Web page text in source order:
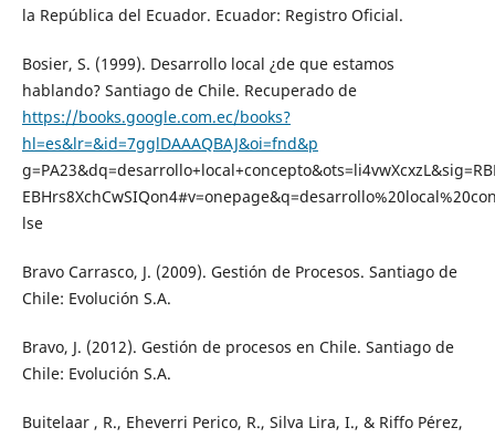
la República del Ecuador. Ecuador: Registro Oficial.
Bosier, S. (1999). Desarrollo local ¿de que estamos
hablando? Santiago de Chile. Recuperado de
https://books.google.com.ec/books?
hl=es&lr=&id=7gglDAAAQBAJ&oi=fnd&p
lse
Bravo Carrasco, J. (2009). Gestión de Procesos. Santiago de
Chile: Evolución S.A.
Bravo, J. (2012). Gestión de procesos en Chile. Santiago de
Chile: Evolución S.A.
Buitelaar , R., Eheverri Perico, R., Silva Lira, I., & Riffo Pérez,